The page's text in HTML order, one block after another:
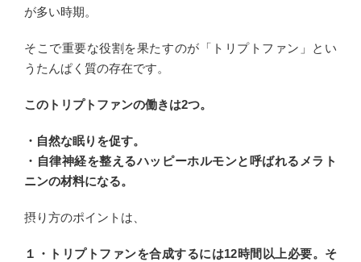
が多い時期。
そこで重要な役割を果たすのが「トリプトファン」とい
うたんぱく質の存在です。
このトリプトファンの働きは2つ。
・自然な眠りを促す。
・自律神経を整えるハッピーホルモンと呼ばれるメラト
ニンの材料になる。
摂り方のポイントは、
１・トリプトファンを合成するには12時間以上必要。そ